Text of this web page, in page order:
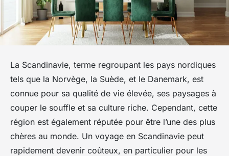
La Scandinavie, terme regroupant les pays nordiques
tels que la Norvège, la Suède, et le Danemark, est
connue pour sa qualité de vie élevée, ses paysages à
couper le souffle et sa culture riche. Cependant, cette
région est également réputée pour être l’une des plus
chères au monde. Un voyage en Scandinavie peut
rapidement devenir coûteux, en particulier pour les